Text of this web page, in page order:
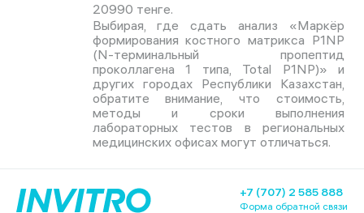
20990 тенге.
Выбирая, где сдать анализ «Маркёр
формирования костного матрикса P1NP
(N-терминальный пропептид
проколлагена 1 типа, Total P1NP)» и
других городах Республики Казахстан,
обратите внимание, что стоимость,
методы и сроки выполнения
лабораторных тестов в региональных
медицинских офисах могут отличаться.
+7 (707) 2 585 888
Форма обратной связи